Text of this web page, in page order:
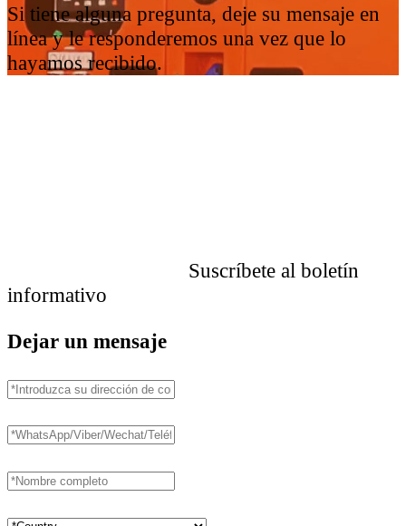
Si tiene alguna pregunta, deje su mensaje en
línea y le responderemos una vez que lo
hayamos recibido.
Suscríbete al boletín
informativo
Dejar un mensaje